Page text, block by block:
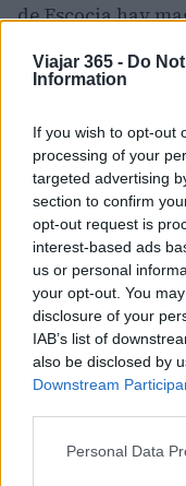
Viajar 365 - Do
Information
If you wish to opt-out
processing of your
targeted advertising
section to confirm
opt-out request is
interest-based ads
us or personal
your opt-out. You
disclosure of your
IAB’s list of
also be disclosed by
Downstream
Please note that this
Personal Data
de Escocia hay
ruinas de
son dos de las
región.
6. Hébridas
Dispersas a lo
Escocia, las
albergan algunos
espectaculares de
gloriosas
exuberantes